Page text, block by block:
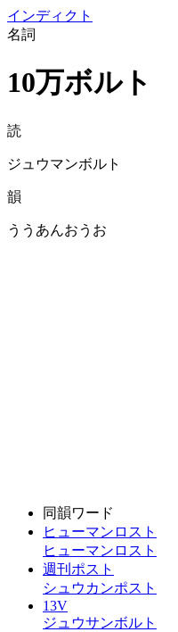
インディクト
名詞
10万ボルト
読
ジュウマンボルト
韻
ううあんおうお
同韻ワード
ヒューマンロスト
ヒューマンロスト
週刊ポスト
シュウカンポスト
13V
ジュウサンボルト